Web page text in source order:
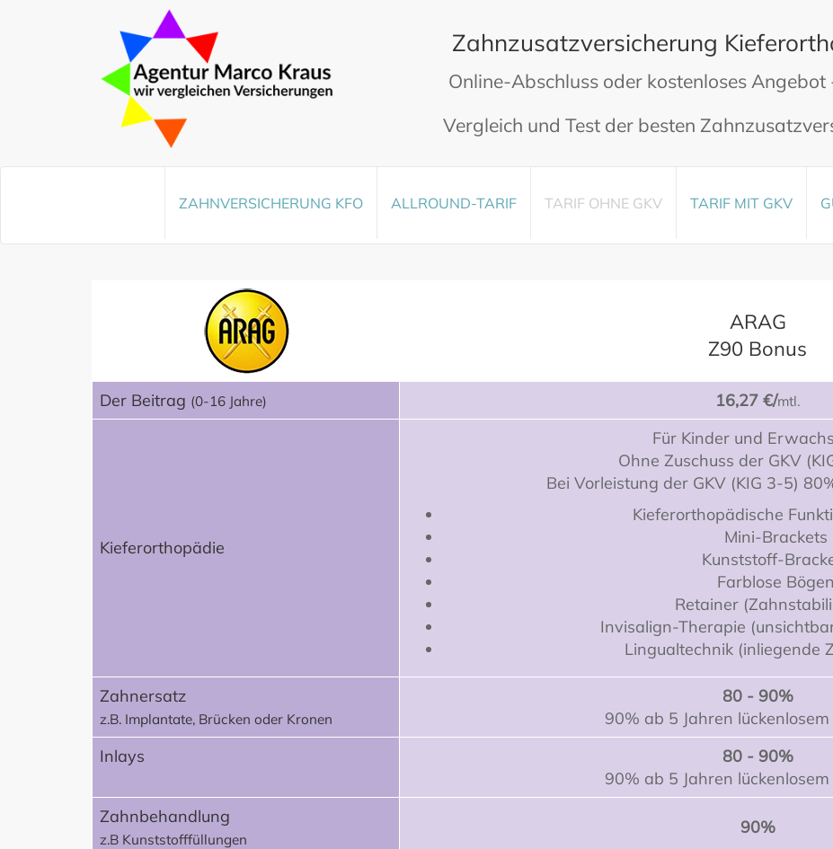
Zahnzusatzversicherung
Online-Abschluss oder kostenloses
Vergleich und Test der besten
ZAHNVERSICHERUNG KFO ALLROUND-TARIF TARIF OHNE GKV TARIF MIT GKV
ARAG
Z90 Bonus
Der Beitrag (0-16 Jahre) 16,27 €/mtl.
Kieferorthopädie
Für Kinder und
Ohne Zuschuss der GKV
Bei Vorleistung der GKV (KIG 3-5)
Kieferorthopädische
Mini-Brackets
Kunststoff-
Farblose Bögen
Retainer
Invisalign-Therapie
Lingualtechnik (inliegende
Zahnersatz
z.B. Implantate, Brücken oder Kronen
80 - 90%
90% ab 5 Jahren
Inlays
80 - 90%
90% ab 5 Jahren
Zahnbehandlung
z.B Kunststofffüllungen
90%